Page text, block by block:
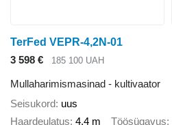
TerFed VEPR-4,2N-01
3 598 €
185 100 UAH
Mullaharimismasinad - kultivaator
Seisukord uus
Haardeulatus 4,4 m Töösügavus